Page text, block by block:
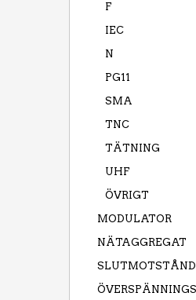
F
IEC
N
PG11
SMA
TNC
TÄTNING
UHF
ÖVRIGT
MODULATOR
NÄTAGGREGAT
SLUTMOTSTÅND